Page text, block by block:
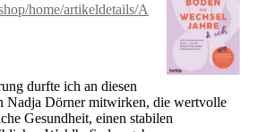
home/artikeldetails/A
durfte ich an diesen
Nadja Dörner mitwirken, die wertvolle
Gesundheit, einen stabilen